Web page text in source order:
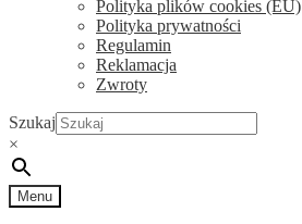
Polityka plików cookies (EU)
Polityka prywatności
Regulamin
Reklamacja
Zwroty
Szukaj
×
Menu